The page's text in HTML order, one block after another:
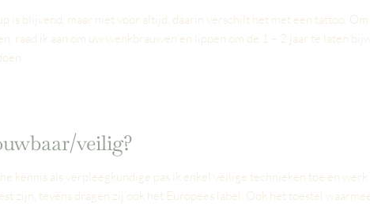
is blijvend, maar niet voor altijd, daarin verschilt het met een tattoo.
raad ik aan om uw wenkbrauwen en lippen om de 1 – 2 jaar te laten
veilig?
kennis als verpleegkundige pas ik enkel veilige technieken toe en
zijn, tevens dragen zij ook het Europees label. Ook het toestel